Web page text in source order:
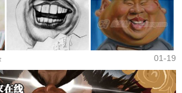
01-19